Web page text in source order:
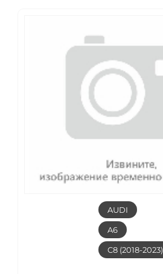
AUDI
A6
C8 (2018-2023)